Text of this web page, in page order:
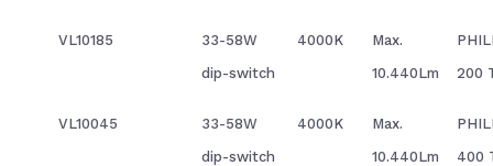
VL10185
33-58W
dip-switch
4000K
Max.
10.440Lm
200
VL10045
33-58W
dip-switch
4000K
Max.
10.440Lm
400